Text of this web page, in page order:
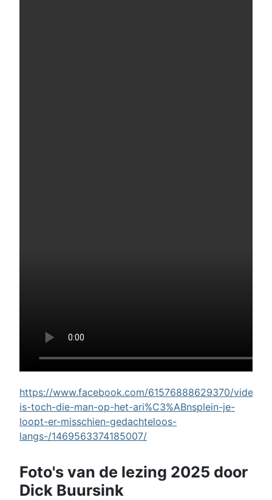
https://www.facebook.com/61576888629370/videos/
is-toch-die-man-op-het-ari%C3%ABnsplein-je-
loopt-er-misschien-gedachteloos-
langs-/1469563374185007/
Foto's van de lezing 2025 door
Dick Buursink